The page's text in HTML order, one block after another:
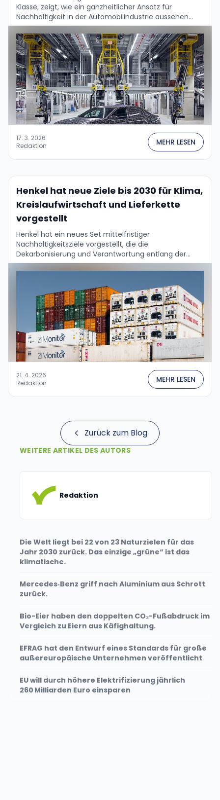
Klasse, zeigt, wie ein ganzheitlicher Ansatz für
Nachhaltigkeit in der Automobilindustrie aussehen
kann – vom Lieferketten über die Produktion bis zum …
17. 3. 2026
Redaktion
MEHR LESEN
Henkel hat neue Ziele bis 2030 für Klima,
Kreislaufwirtschaft und Lieferkette
vorgestellt
Henkel hat ein neues Set mittelfristiger
Nachhaltigkeitsziele vorgestellt, die die
Dekarbonisierung und Verantwortung entlang der
gesamten Wertschöpfungskette beschleunigen
sollen:...
21. 4. 2026
Redaktion
MEHR LESEN
Zurück zum Blog
WEITERE ARTIKEL DES AUTORS
Redaktion
Die Welt liegt bei 22 von 23 Naturzielen für das
Jahr 2030 zurück. Das einzige „grüne“ ist das
klimatische.
Mercedes‑Benz griff nach Aluminium aus Schrott
zurück.
Bio-Eier haben den doppelten CO₂-Fußabdruck im
Vergleich zu Eiern aus Käfighaltung.
EFRAG hat den Entwurf eines Standards für große
außereuropäische Unternehmen veröffentlicht
EU will durch höhere Elektrifizierung jährlich
260 Milliarden Euro einsparen